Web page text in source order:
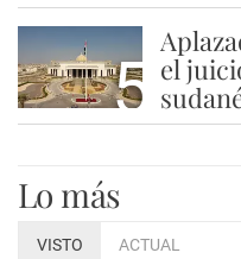
5 el
Lo más
VISTO ACTUAL